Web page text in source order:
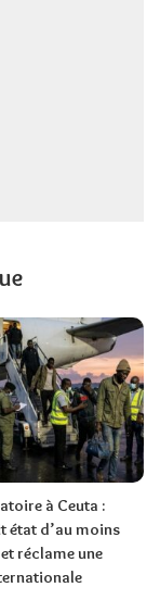
à Ceuta :
état d’au moins
réclame une